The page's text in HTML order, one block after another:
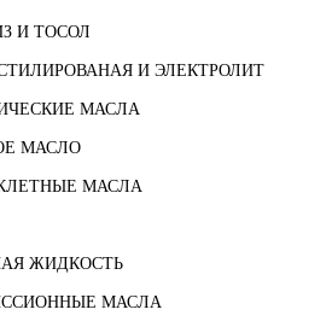
И ТОСОЛ
И ЭЛЕКТРОЛИТ
МАСЛА
МАСЛО
МАСЛА
ЖИДКОСТЬ
МАСЛА